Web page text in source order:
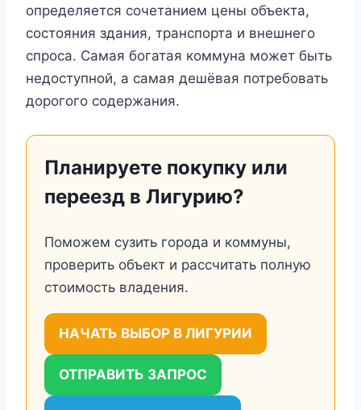
определяется сочетанием цены объекта,
состояния здания, транспорта и внешнего
спроса. Самая богатая коммуна может быть
недоступной, а самая дешёвая потребовать
дорогого содержания.
Планируете покупку или
переезд в Лигурию?
Поможем сузить города и коммуны,
проверить объект и рассчитать полную
стоимость владения.
НАЧАТЬ ВЫБОР В ЛИГУРИИ
ОТПРАВИТЬ ЗАПРОС